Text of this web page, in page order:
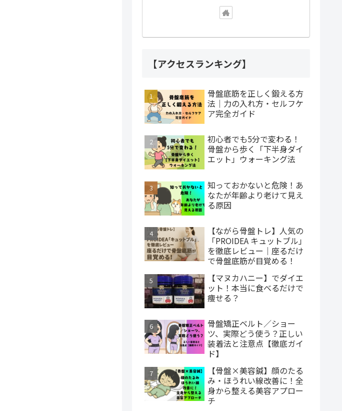
【アクセスランキング】
骨盤底筋を正しく鍛える方
法｜力の入れ方・セルフケ
ア完全ガイド
初心者でも5分で変わる！
骨盤から歩く「下半身ダイ
エット」ウォーキング法
知っておかないと危険！あ
なたが年齢より老けて見え
る原因
【ながら骨盤トレ】人気の
「PROIDEA キュットブル」
を徹底レビュー｜座るだけ
で骨盤底筋が目覚める！
【マヌカハニー】でダイエ
ット！本当に食べるだけで
痩せる？
骨盤矯正ベルト／ショー
ツ、実際どう使う？正しい
装着法と注意点【徹底ガイ
ド】
【骨盤×美容鍼】顔のたる
み・ほうれい線改善に！全
身から整える美容アプロー
チ